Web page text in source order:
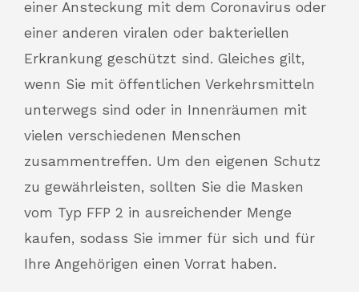
einer Ansteckung mit dem Coronavirus oder
einer anderen viralen oder bakteriellen
Erkrankung geschützt sind. Gleiches gilt,
wenn Sie mit öffentlichen Verkehrsmitteln
unterwegs sind oder in Innenräumen mit
vielen verschiedenen Menschen
zusammentreffen. Um den eigenen Schutz
zu gewährleisten, sollten Sie die Masken
vom Typ FFP 2 in ausreichender Menge
kaufen, sodass Sie immer für sich und für
Ihre Angehörigen einen Vorrat haben.